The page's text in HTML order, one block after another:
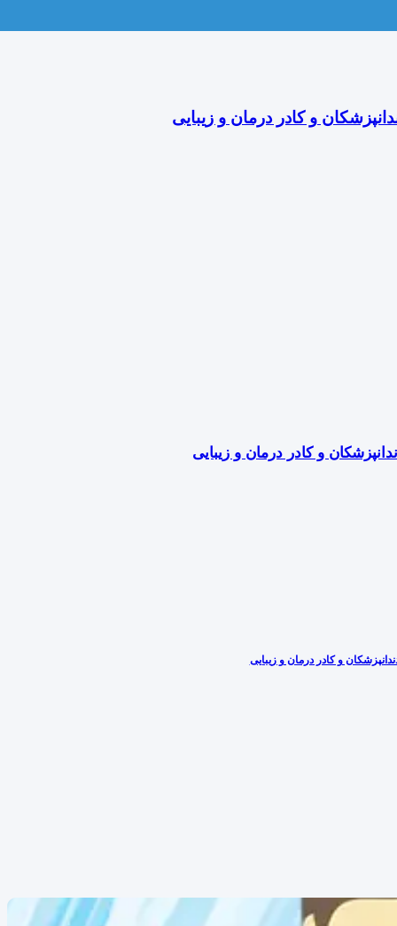
و کادر درمان و زیبایی
و کادر درمان و زیبایی
و کادر درمان و زیبایی